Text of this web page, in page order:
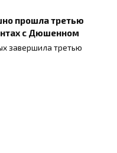
прошла третью
с Дюшенном
завершила третью